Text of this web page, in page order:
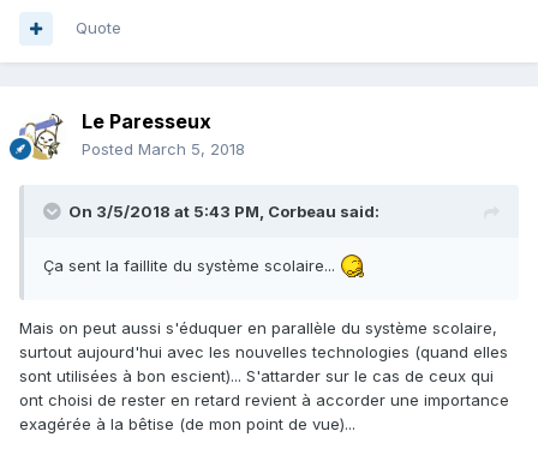
Quote
Le Paresseux
Posted March 5, 2018
On 3/5/2018 at 5:43 PM, Corbeau said:
Ça sent la faillite du système scolaire...
Mais on peut aussi s'éduquer en parallèle du système scolaire,
surtout aujourd'hui avec les nouvelles technologies (quand elles
sont utilisées à bon escient)... S'attarder sur le cas de ceux qui
ont choisi de rester en retard revient à accorder une importance
exagérée à la bêtise (de mon point de vue)...